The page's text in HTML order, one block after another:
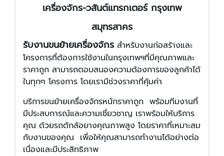
เครื่องจักร-วสันต์แทรกเตอร์ กรุงเทพ
สมุทรสาคร
รับงานขนย้ายเครื่องจักร สำหรับงานก่อสร้างและ
โครงการที่ต้องการใช้งานในกรุงเทพฯที่มีคุณภาพและ
ราคาถูก สามารถตอบสนองความต้องการของลูกค้าได้
ในทุกๆ โครงการ โดยเรามีช่วงราคาที่คุ้มค่า
บริการขนย้ายเครื่องจักรหนักราคาถูก พร้อมทีมงานที่
มีประสบการณ์และความเชี่ยวชาญ เราพร้อมให้บริการ
คุณ ด้วยรถตักล้อยางคุณภาพสูง โดยราคาที่เหมาะสม
กับงานของคุณ เพื่อให้คุณสามารถทำงานได้อย่างต่อ
เนื่องและมีประสิทธิภาพ